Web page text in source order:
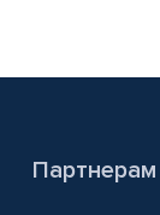
Партнерам